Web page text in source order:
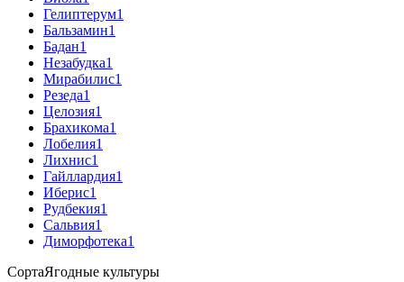
Гелиптерум1
Бальзамин1
Бадан1
Незабудка1
Мирабилис1
Резеда1
Целозия1
Брахикома1
Лобелия1
Лихнис1
Гайллардия1
Иберис1
Рудбекия1
Сальвия1
Диморфотека1
СортаЯгодные культуры